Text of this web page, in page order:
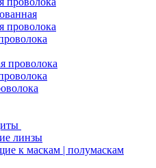
проволока
проволока
линзы
к маскам | полумаскам